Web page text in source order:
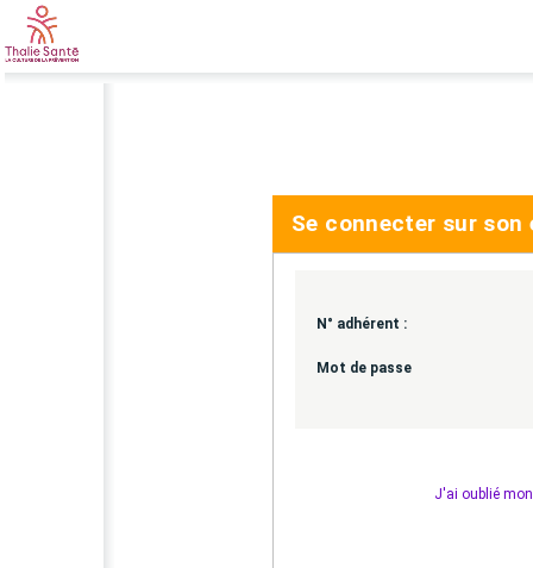
Se connecter sur son
N° adhérent :
Mot de passe
J'ai oublié